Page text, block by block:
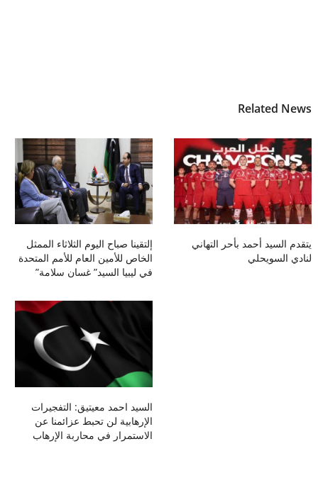
Related News
إلتقينا صباح اليوم الثلاثاء الممثل
الخاص للأمين العام للأمم المتحدة
في ليبيا السيد” غسان سلامة”
يتقدم السيد أحمد بأحر التهاني
لنادي السويحلي
السيد احمد معيتيق: التفجيرات
الإرهابية لن تحبط عزائمنا عن
الاستمرار في محاربة الإرهاب